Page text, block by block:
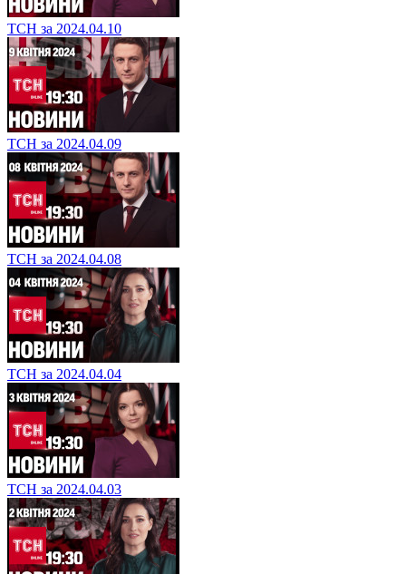
ТСН за 2024.04.10
ТСН за 2024.04.09
ТСН за 2024.04.08
ТСН за 2024.04.04
ТСН за 2024.04.03